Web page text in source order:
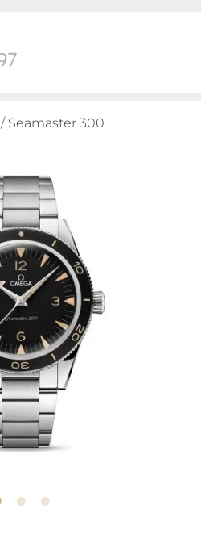
/ Seamaster 300